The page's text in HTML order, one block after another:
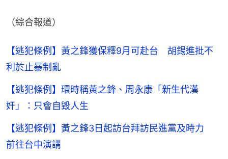
（綜合報道）
【逃犯條例】黃之鋒獲保釋9月可赴台 胡錫進批不
利於止暴制亂
【逃犯條例】環時稱黃之鋒、周永康「新生代漢
奸」：只會自毀人生
【逃犯條例】黃之鋒3日起訪台拜訪民進黨及時力
前往台中演講